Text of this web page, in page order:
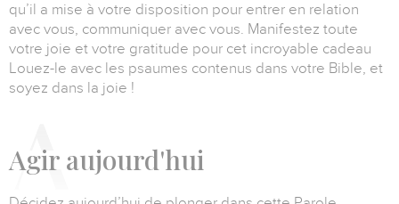
qu’il a mise à votre disposition pour entrer en relation
avec vous, communiquer avec vous. Manifestez toute
votre joie et votre gratitude pour cet incroyable cadeau
Louez-le avec les psaumes contenus dans votre Bible, et
soyez dans la joie !
Agir aujourd'hui